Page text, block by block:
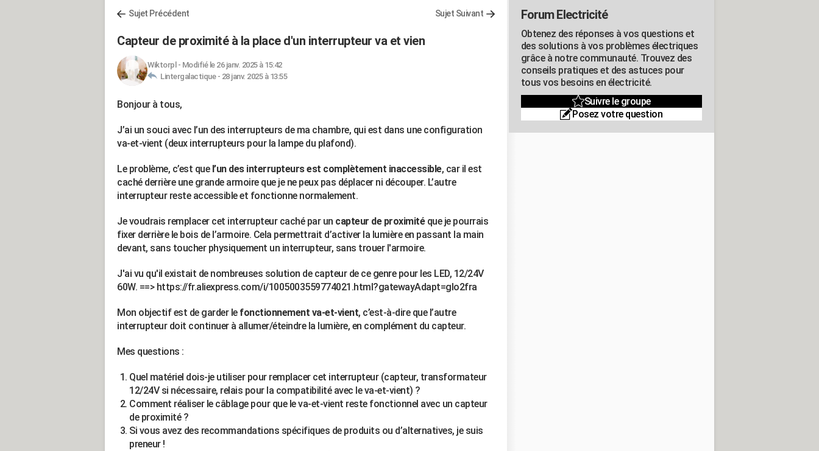
Sujet Précédent Sujet Suivant
Capteur de proximité à la place d'un interrupteur va et vien
Wiktorpl - Modifié le 26 janv. 2025 à 15:42
Lintergalactique - 28 janv. 2025 à 13:55
Bonjour à tous,
J’ai un souci avec l’un des interrupteurs de ma chambre, qui est dans une configuration
va-et-vient (deux interrupteurs pour la lampe du plafond).
Le problème, c’est que l’un des interrupteurs est complètement inaccessible, car il est
caché derrière une grande armoire que je ne peux pas déplacer ni découper. L’autre
interrupteur reste accessible et fonctionne normalement.
Je voudrais remplacer cet interrupteur caché par un capteur de proximitéque je pourrais
fixer derrière le bois de l’armoire. Cela permettrait d’activer la lumière en passant la main
devant, sans toucher physiquement un interrupteur, sans trouer l'armoire.
J'ai vu qu'il existait de nombreuses solution de capteur de ce genre pour les LED, 12/24V
60W. ==> https://fr.aliexpress.com/i/1005003559774021.html?gatewayAdapt=glo2fra
Mon objectif est de garder le fonctionnement va-et-vient, c’est-à-dire que l’autre
interrupteur doit continuer à allumer/éteindre la lumière, en complément du capteur.
Mes questions :
Quel matériel dois-je utiliser pour remplacer cet interrupteur (capteur, transformateur
12/24V si nécessaire, relais pour la compatibilité avec le va-et-vient) ?
Comment réaliser le câblage pour que le va-et-vient reste fonctionnel avec un capteur
de proximité ?
Si vous avez des recommandations spécifiques de produits ou d’alternatives, je suis
preneur !
Forum Electricité
Obtenez des réponses à vos questions et
des solutions à vos problèmes électriques
grâce à notre communauté. Trouvez des
conseils pratiques et des astuces pour
tous vos besoins en électricité.
Suivre le groupe
Posez votre question